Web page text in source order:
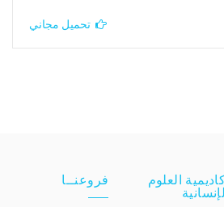
تحميل مجاني
العلوم
فروعنــا